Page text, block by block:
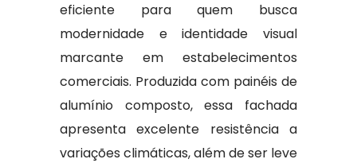
eficiente para quem busca
modernidade e identidade visual
marcante em estabelecimentos
comerciais. Produzida com painéis de
alumínio composto, essa fachada
apresenta excelente resistência a
variações climáticas, além de ser leve